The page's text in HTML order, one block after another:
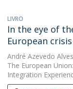
LIVRO
In the eye of
European crisis
André Azevedo Alves
The European
Integration